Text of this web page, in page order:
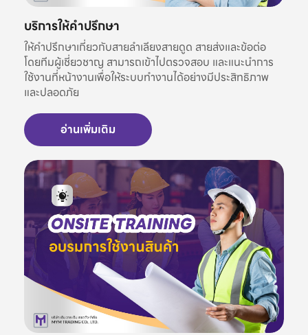
บริการให้คำปรึกษา
ให้คำปรึกษาเกี่ยวกับสายลำเลียงสายดูด สายส่งและข้อต่อ
โดยทีมผู้เชี่ยวชาญ สามารถเข้าไปตรวจสอบ และแนะนำการ
ใช้งานที่หน้างานเพื่อให้ระบบทำงานได้อย่างมีประสิทธิภาพ
และปลอดภัย
อ่านเพิ่มเติม